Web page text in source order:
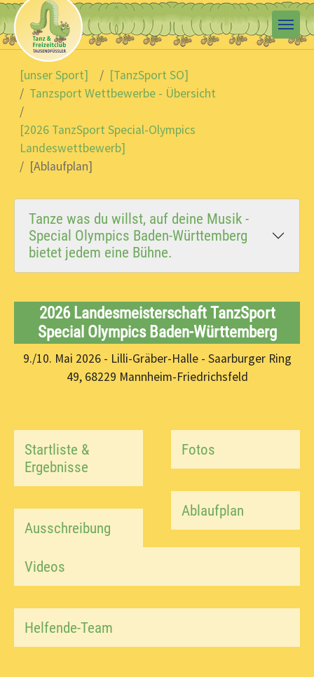
Skip to main content
You are here:
[unser Sport]
[TanzSport SO]
Tanzsport Wettbewerbe - Übersicht
[2026 TanzSport Special-Olympics
Landeswettbewerb]
[Ablaufplan]
Tanze was du willst, auf deine Musik -
Special Olympics Baden-Württemberg
bietet jedem eine Bühne.
2026 Landesmeisterschaft TanzSport
Special Olympics Baden-Württemberg
9./10. Mai 2026 - Lilli-Gräber-Halle - Saarburger Ring
49, 68229 Mannheim-Friedrichsfeld
Startliste &
Ergebnisse
Ausschreibung
Fotos
Ablaufplan
Videos
Helfende-Team